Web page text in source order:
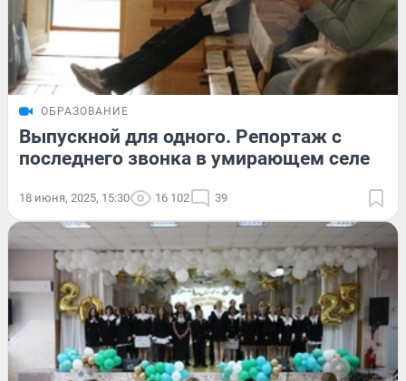
ОБРАЗОВАНИЕ
Выпускной для одного. Репортаж с
последнего звонка в умирающем селе
18 июня, 2025, 15:30 16 102 39